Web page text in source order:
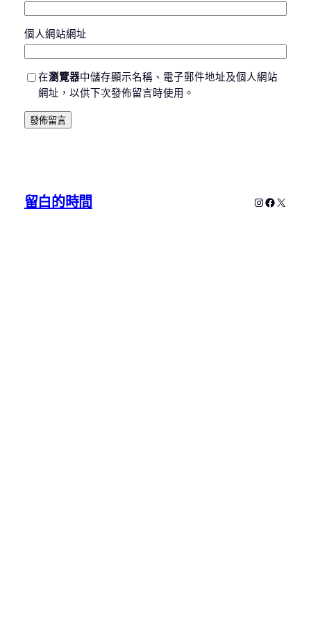
個人網站網址
在瀏覽器中儲存顯示名稱、電子郵件地址及個人網站
網址，以供下次發佈留言時使用。
留白的時間 Instagram
X